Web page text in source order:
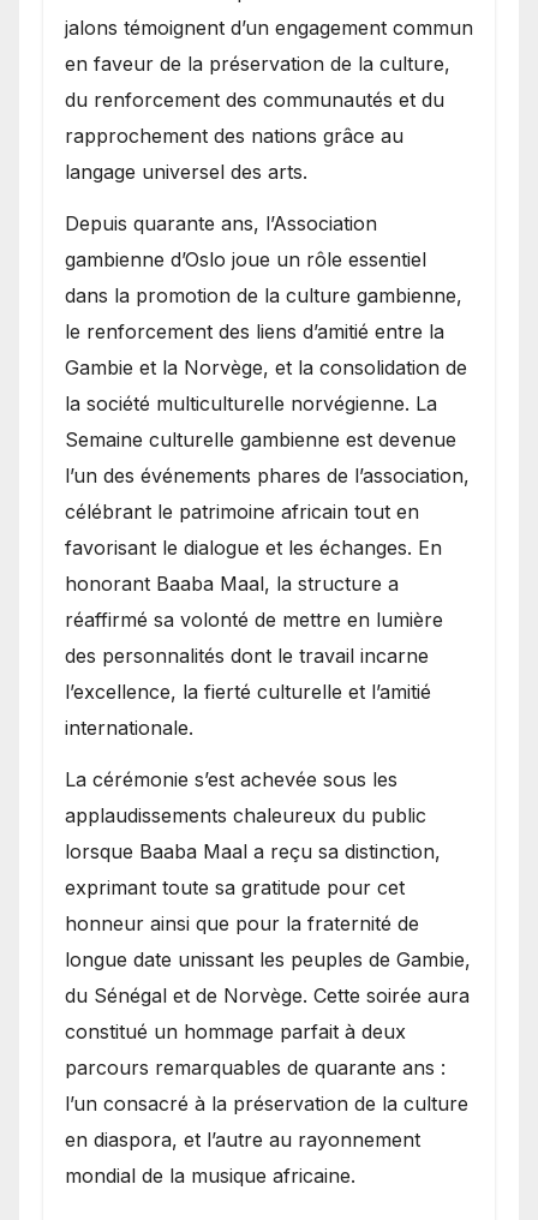
jalons témoignent d’un engagement commun
en faveur de la préservation de la culture,
du renforcement des communautés et du
rapprochement des nations grâce au
langage universel des arts.
​Depuis quarante ans, l’Association
gambienne d’Oslo joue un rôle essentiel
dans la promotion de la culture gambienne,
le renforcement des liens d’amitié entre la
Gambie et la Norvège, et la consolidation de
la société multiculturelle norvégienne. La
Semaine culturelle gambienne est devenue
l’un des événements phares de l’association,
célébrant le patrimoine africain tout en
favorisant le dialogue et les échanges. En
honorant Baaba Maal, la structure a
réaffirmé sa volonté de mettre en lumière
des personnalités dont le travail incarne
l’excellence, la fierté culturelle et l’amitié
internationale.
​La cérémonie s’est achevée sous les
applaudissements chaleureux du public
lorsque Baaba Maal a reçu sa distinction,
exprimant toute sa gratitude pour cet
honneur ainsi que pour la fraternité de
longue date unissant les peuples de Gambie,
du Sénégal et de Norvège. Cette soirée aura
constitué un hommage parfait à deux
parcours remarquables de quarante ans :
l’un consacré à la préservation de la culture
en diaspora, et l’autre au rayonnement
mondial de la musique africaine.